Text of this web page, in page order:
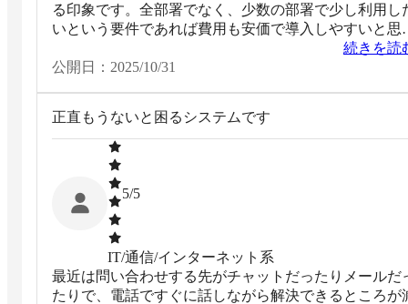
る印象です。全部署でなく、少数の部署で少し利用し
いという要件であれば費用も安価で導入しやすいと思
続きを読
公開日： 2025/10/31
正直もうないと困るシステムです
5/5
IT/通信/インターネット系
最近は問い合わせする先がチャットだったりメールだ
たりで、電話ですぐに話しながら解決できるところが